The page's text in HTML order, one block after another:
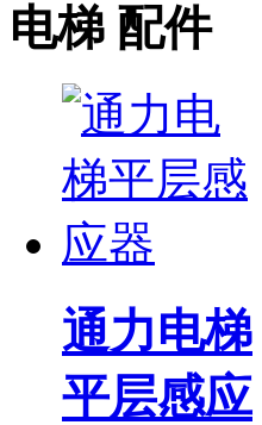
电梯 配件
通力电梯
平层感应